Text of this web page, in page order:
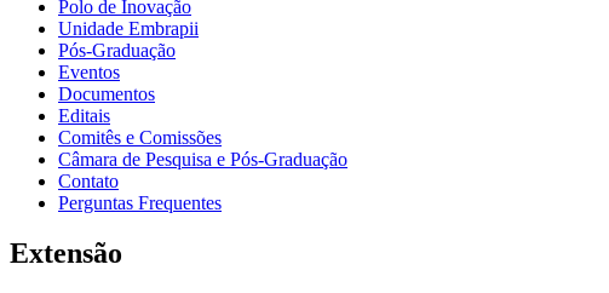
Polo de Inovação
Unidade Embrapii
Pós-Graduação
Eventos
Documentos
Editais
Comitês e Comissões
Câmara de Pesquisa e Pós-Graduação
Contato
Perguntas Frequentes
Extensão